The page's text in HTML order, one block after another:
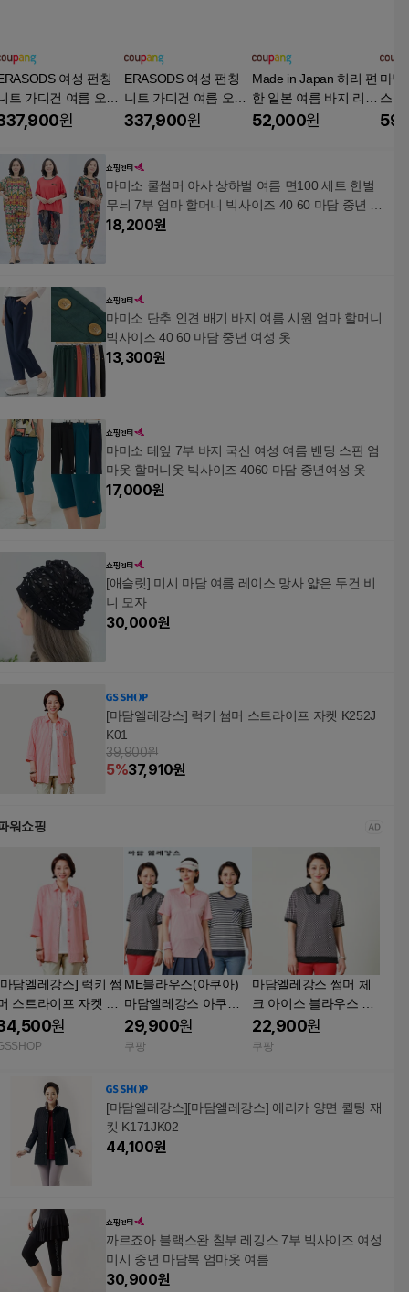
여성 펀칭
트 가디건 여름 오피
룩
원
ERASODS 여성 펀칭
니트 가디건 여름 오피
스룩
337,900원
Made in Japan 허리 편
한 일본 여름 바지 리본
자수 가볍고 시원 쾌적
할머니옷 빅사이즈 955
8
52,000원
마담
스
라우
마미소 쿨썸머 아사 상하벌 여름 면100 세트 한벌
무늬 7부 엄마 할머니 빅사이즈 40 60 마담 중년 여
성 옷
18,200원
마미소 단추 인견 배기 바지 여름 시원 엄마 할머니
빅사이즈 40 60 마담 중년 여성 옷
13,300원
마미소 테잎 7부 바지 국산 여성 여름 밴딩 스판 엄
마옷 할머니옷 빅사이즈 4060 마담 중년여성 옷
17,000원
[애슬릿] 미시 마담 여름 레이스 망사 얇은 두건 비
니 모자
30,000원
[마담엘레강스] 럭키 썸머 스트라이프 자켓 K252J
K01
39,900원
5%37,910원
워쇼핑
담엘레강스] 럭키 썸
스트라이프 자켓 K2
원
ME블라우스(아쿠아)
마담엘레강스 아쿠아
썸머 블라우스 3종 필
수선택 없음/88(105)/
29,900원
쿠팡
마담엘레강스 썸머 체
크 아이스 블라우스 블
랙 110
22,900원
쿠팡
[마담엘레강스][마담엘레강스] 에리카 양면 퀼팅 재
킷 K171JK02
44,100원
까르죠아 블랙스완 칠부 레깅스 7부 빅사이즈 여성
미시 중년 마담복 엄마옷 여름
30,900원